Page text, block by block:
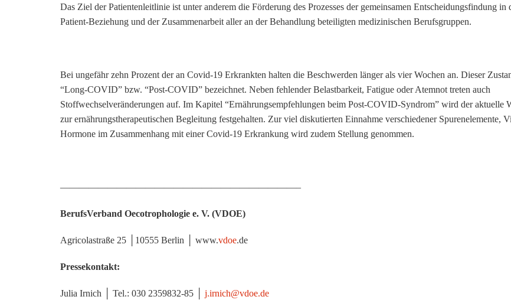
Das Ziel der Patientenleitlinie ist unter anderem die Förderung des Prozesses der gemeinsamen Entscheidungsfindung in
Patient-Beziehung und der Zusammenarbeit aller an der Behandlung beteiligten medizinischen Berufsgruppen.
Bei ungefähr zehn Prozent der an Covid-19 Erkrankten halten die Beschwerden länger als vier Wochen an. Dieser
“Long-COVID” bzw. “Post-COVID” bezeichnet. Neben fehlender Belastbarkeit, Fatigue oder Atemnot treten auch
Stoffwechselveränderungen auf. Im Kapitel “Ernährungsempfehlungen beim Post-COVID-Syndrom” wird der aktuelle
zur ernährungstherapeutischen Begleitung festgehalten. Zur viel diskutierten Einnahme verschiedener Spurenelemente,
Hormone im Zusammenhang mit einer Covid-19 Erkrankung wird zudem Stellung genommen.
—————————————————————————–
BerufsVerband Oecotrophologie e. V. (VDOE)
Agricolastraße 25 │10555 Berlin │ www.vdoe.de
Pressekontakt:
Julia Irnich │ Tel.: 030 2359832-85 │ j.irnich@vdoe.de